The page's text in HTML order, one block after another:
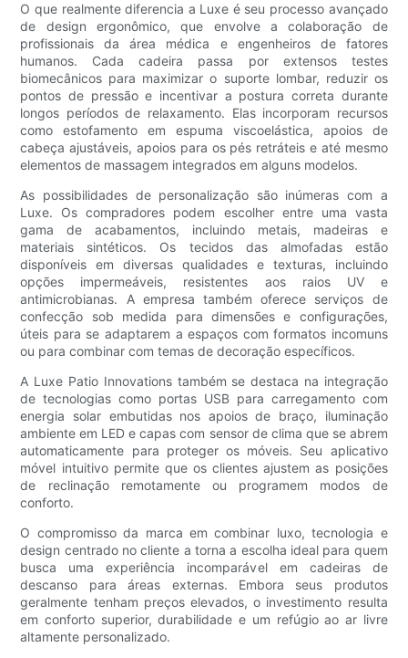
O que realmente diferencia a Luxe é seu processo avançado
de design ergonômico, que envolve a colaboração de
profissionais da área médica e engenheiros de fatores
humanos. Cada cadeira passa por extensos testes
biomecânicos para maximizar o suporte lombar, reduzir os
pontos de pressão e incentivar a postura correta durante
longos períodos de relaxamento. Elas incorporam recursos
como estofamento em espuma viscoelástica, apoios de
cabeça ajustáveis, apoios para os pés retráteis e até mesmo
elementos de massagem integrados em alguns modelos.
As possibilidades de personalização são inúmeras com a
Luxe. Os compradores podem escolher entre uma vasta
gama de acabamentos, incluindo metais, madeiras e
materiais sintéticos. Os tecidos das almofadas estão
disponíveis em diversas qualidades e texturas, incluindo
opções impermeáveis, resistentes aos raios UV e
antimicrobianas. A empresa também oferece serviços de
confecção sob medida para dimensões e configurações,
úteis para se adaptarem a espaços com formatos incomuns
ou para combinar com temas de decoração específicos.
A Luxe Patio Innovations também se destaca na integração
de tecnologias como portas USB para carregamento com
energia solar embutidas nos apoios de braço, iluminação
ambiente em LED e capas com sensor de clima que se abrem
automaticamente para proteger os móveis. Seu aplicativo
móvel intuitivo permite que os clientes ajustem as posições
de reclinação remotamente ou programem modos de
conforto.
O compromisso da marca em combinar luxo, tecnologia e
design centrado no cliente a torna a escolha ideal para quem
busca uma experiência incomparável em cadeiras de
descanso para áreas externas. Embora seus produtos
geralmente tenham preços elevados, o investimento resulta
em conforto superior, durabilidade e um refúgio ao ar livre
altamente personalizado.